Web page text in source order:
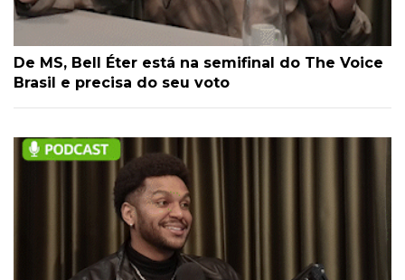
De MS, Bell Éter está na semifinal do The Voice
Brasil e precisa do seu voto